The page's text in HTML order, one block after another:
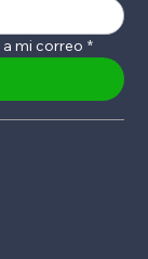
mi correo *